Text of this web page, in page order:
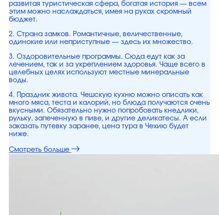
развитая туристическая сфера, богатая история — всем
этим можно наслаждаться, имея на руках скромный
бюджет.
2. Страна замков. Романтичные, величественные,
одинокие или неприступные — здесь их множество.
3. Оздоровительные программы. Сюда едут как за
лечением, так и за укреплением здоровья. Чаще всего в
целебных целях используют местные минеральные
воды.
4. Праздник живота. Чешскую кухню можно описать как
много мяса, теста и калорий, но блюда получаются очень
вкусными. Обязательно нужно попробовать кнедлики,
рульку, запеченную в пиве, и другие деликатесы. А если
заказать путевку заранее, цена тура в Чехию будет
ниже.
Смотреть больше